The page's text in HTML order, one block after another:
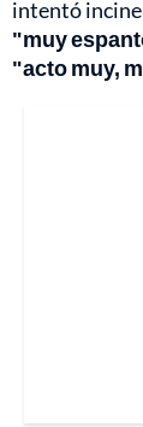
intentó
"muy
"acto muy,